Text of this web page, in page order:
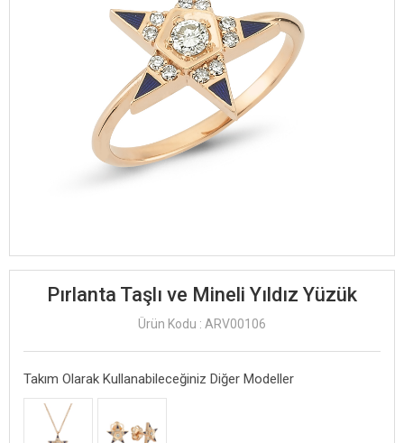
Pırlanta Taşlı ve Mineli Yıldız Yüzük
Ürün Kodu : ARV00106
Takım Olarak Kullanabileceğiniz Diğer Modeller